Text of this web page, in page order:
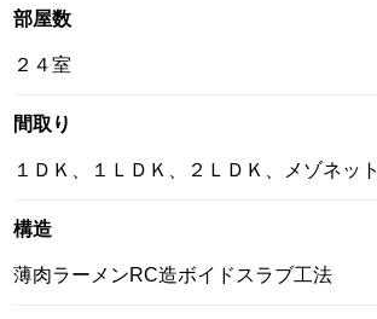
部屋数
２４室
間取り
１ＤＫ、１ＬＤＫ、２ＬＤＫ、メゾネット
構造
薄肉ラーメンRC造ボイドスラブ工法